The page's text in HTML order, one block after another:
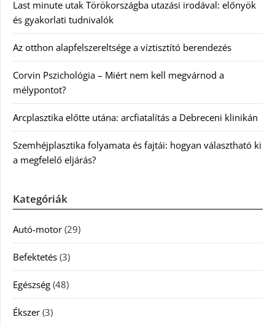
Last minute utak Törökországba utazási irodával: előnyök
és gyakorlati tudnivalók
Az otthon alapfelszereltsége a víztisztító berendezés
Corvin Pszichológia – Miért nem kell megvárnod a
mélypontot?
Arcplasztika előtte utána: arcfiatalítás a Debreceni klinikán
Szemhéjplasztika folyamata és fajtái: hogyan választható ki
a megfelelő eljárás?
Kategóriák
Autó-motor (29)
Befektetés (3)
Egészség (48)
Ékszer (3)